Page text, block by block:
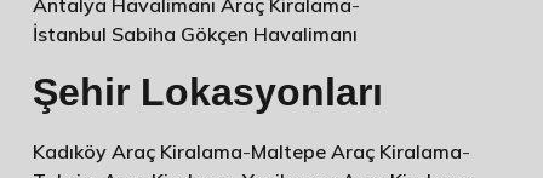
İstanbul Sabiha Gökçen Havalimanı
Şehir Lokasyonları
Kadıköy Araç Kiralama-Maltepe Araç Kiralama-